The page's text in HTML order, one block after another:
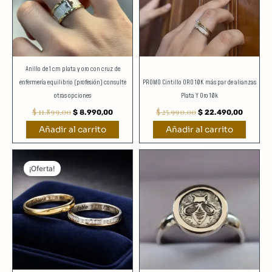
Anillo de 1 cm plata y oro con cruz de
enfermería equilibrio (profesión) consulte
otras opciones
$11.899,00 $ 8.990,00
Añadir al carrito
PROMO Cintillo ORO 10K más par de alianzas
Plata Y Oro 10k
$25.990,00 $ 22.490,00
Añadir al carrito
¡Oferta!
era:
$ 14.990,00.